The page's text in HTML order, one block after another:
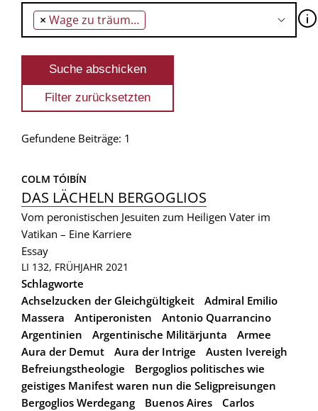
× Wage zu träumen! 🛈
Gefundene Beiträge: 1
COLM TÓIBÍN
DAS LÄCHELN BERGOGLIOS
Vom peronistischen Jesuiten zum Heiligen Vater im
Vatikan – Eine Karriere
Essay
LI 132, FRÜHJAHR 2021
Schlagworte
Achselzucken der Gleichgültigkeit
Admiral Emilio
Massera
Antiperonisten
Antonio Quarrancino
Argentinien
Argentinische Militärjunta
Armee
Aura der Demut
Aura der Intrige
Austen Ivereigh
Befreiungstheologie
Bergoglios politisches wie
geistiges Manifest waren nun die Seligpreisungen
Bergoglios Werdegang
Buenos Aires
Carlos